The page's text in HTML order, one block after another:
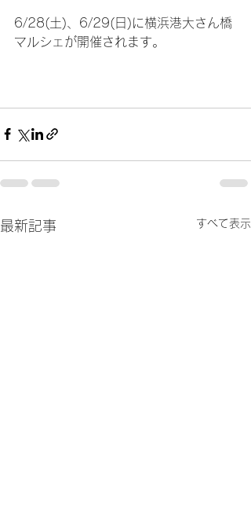
6/28(土)、6/29(日)に横浜港大さん橋
マルシェが開催されます。
最新記事 すべて表示